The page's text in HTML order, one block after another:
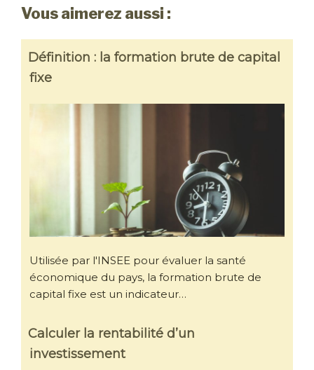
Vous aimerez aussi :
Définition : la formation brute de capital
fixe
Utilisée par l'INSEE pour évaluer la santé
économique du pays, la formation brute de
capital fixe est un indicateur…
Calculer la rentabilité d’un
investissement